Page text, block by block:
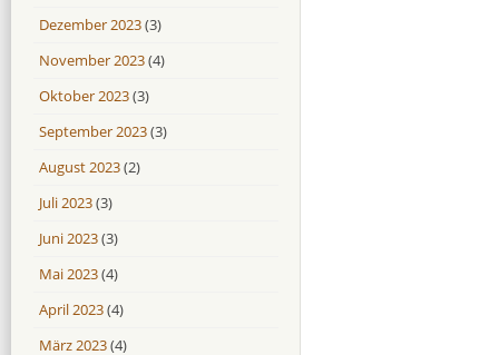
Dezember 2023(3)
November 2023(4)
Oktober 2023(3)
September 2023(3)
August 2023(2)
Juli 2023(3)
Juni 2023(3)
Mai 2023(4)
April 2023(4)
März 2023(4)